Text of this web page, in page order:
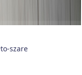
szare